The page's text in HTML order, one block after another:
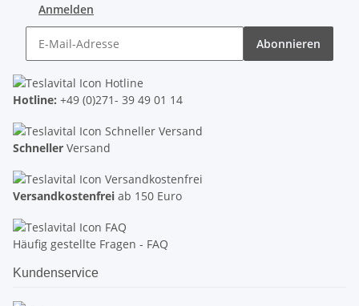
Anmelden
Abonnieren
Hotline: +49 (0)271- 39 49 01 14
Schneller Versand
Versandkostenfrei ab 150 Euro
Häufig gestellte Fragen - FAQ
Kundenservice